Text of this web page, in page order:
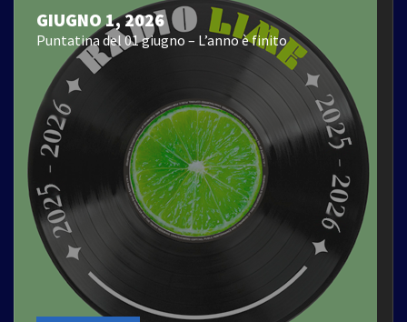
GIUGNO 1, 2026
Puntatina del 01 giugno – L’anno è finito